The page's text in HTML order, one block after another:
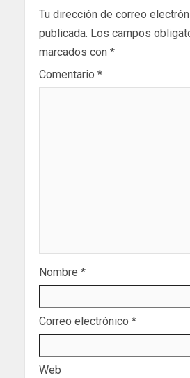
Tu dirección de correo
publicada. Los campos
marcados con *
Comentario *
Nombre *
Correo electrónico *
Web